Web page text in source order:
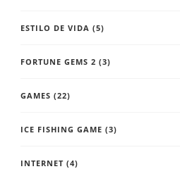
ESTILO DE VIDA (5)
FORTUNE GEMS 2 (3)
GAMES (22)
ICE FISHING GAME (3)
INTERNET (4)